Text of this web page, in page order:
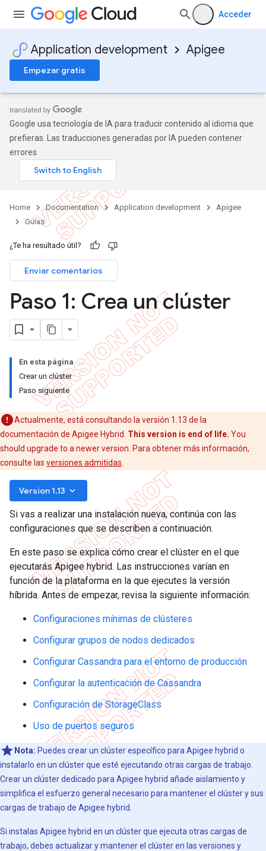
Acceder
Application development Apigee
Empezar gratis
Google usa tecnología de IA para traducir contenido al idioma que
prefieras. Las traducciones generadas por IA pueden contener
errores.
Home Documentation Application development
Apigee
Guías
¿Te ha resultado útil?
Enviar comentarios
Paso 1: Crea un clúster
En esta página
Crear un clúster
Paso siguiente
Actualmente, está consultando la versión 1.13 de la
documentación de Apigee Hybrid. This version is end of life. You
should upgrade to a newer version. Para obtener más información,
consulte las versiones admitidas
Version 1.13 keyboard_arrow_down
Si vas a realizar una instalación nueva, continúa con las
configuraciones que se describen a continuación.
En este paso se explica cómo crear el clúster en el que
ejecutarás Apigee hybrid. Las instrucciones varían en
función de la plataforma en la que ejecutes la versión
híbrida. Antes de empezar, revisa la siguiente información:
Configuraciones mínimas de clústeres
Configurar grupos de nodos dedicados
Configurar Cassandra para el entorno de producción
Configurar la autenticación de Cassandra
Configuración de StorageClass
Uso de puertos seguros
Nota: Puedes crear un clúster específico para Apigee hybrid o
instalarlo en un clúster que esté ejecutando otras cargas de trabajo.
Crear un clúster dedicado para Apigee hybrid añade aislamiento y
simplifica el esfuerzo general necesario para mantener el clúster y sus
cargas de trabajo de Apigee hybrid.
Si instalas Apigee hybrid en un clúster que ejecuta otras cargas de
trabajo, debes actualizar y mantener el clúster en las versiones y